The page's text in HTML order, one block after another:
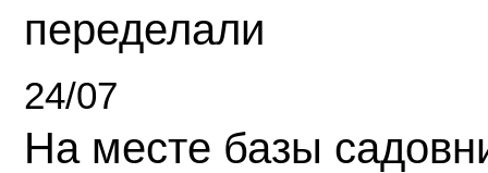
переделали
24/07
На месте базы